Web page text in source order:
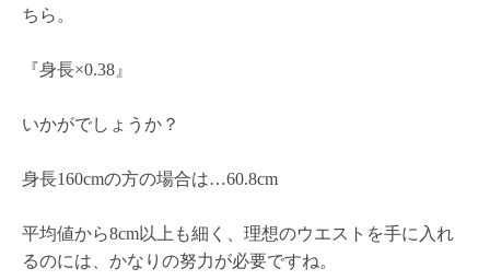
ちら。
『身長×0.38』
いかがでしょうか？
身長160cmの方の場合は…60.8cm
平均値から8cm以上も細く、理想のウエストを手に入れ
るのには、かなりの努力が必要ですね。